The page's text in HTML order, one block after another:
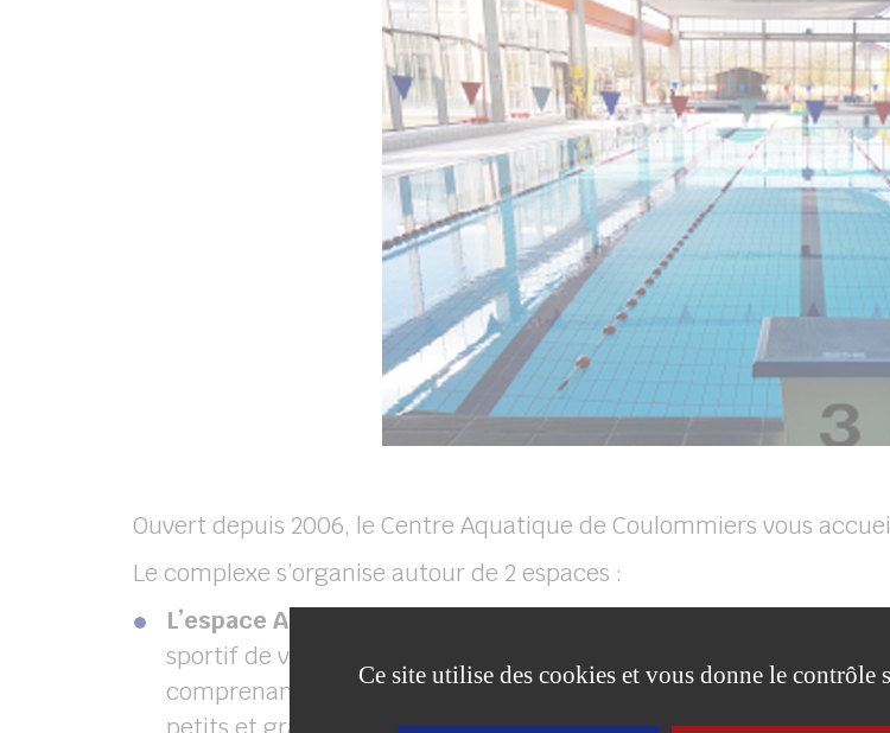
Ouvert depuis 2006, le Centre Aquatique de Coulommiers vous
Le complexe s’organise autour de 2 espaces :
L’espace Aquatique
, véritable aire de loisirs dédiée à la natation
sportif de vingt-cinq mètres et cinq lignes d’eau, idéal pour
comprenant jets massants et banquette à bulles mais aussi une
Ce site utilise des cookies et vous donne le contrôle